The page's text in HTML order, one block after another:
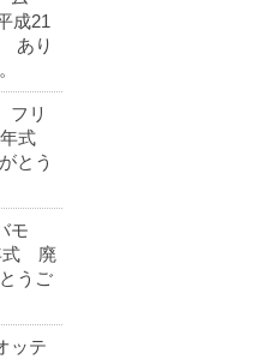
成21
あり
。
フリ
式
とう
モ
式 廃
うご
ッテ